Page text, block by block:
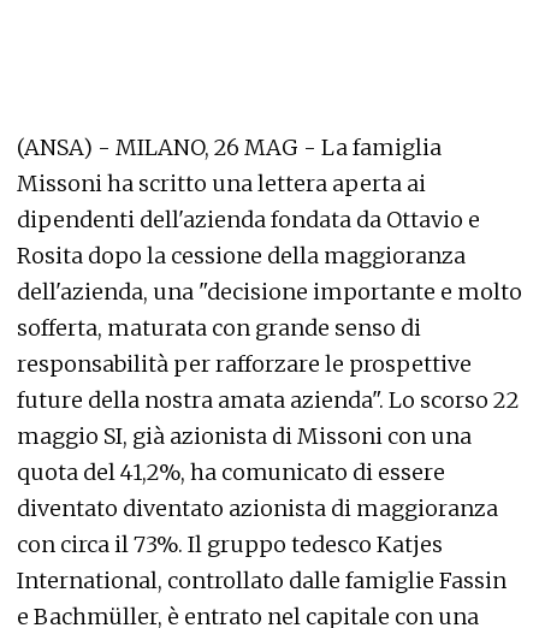
(ANSA) - MILANO, 26 MAG - La famiglia
Missoni ha scritto una lettera aperta ai
dipendenti dell'azienda fondata da Ottavio e
Rosita dopo la cessione della maggioranza
dell'azienda, una "decisione importante e molto
sofferta, maturata con grande senso di
responsabilità per rafforzare le prospettive
future della nostra amata azienda". Lo scorso 22
maggio SI, già azionista di Missoni con una
quota del 41,2%, ha comunicato di essere
diventato diventato azionista di maggioranza
con circa il 73%. Il gruppo tedesco Katjes
International, controllato dalle famiglie Fassin
e Bachmüller, è entrato nel capitale con una